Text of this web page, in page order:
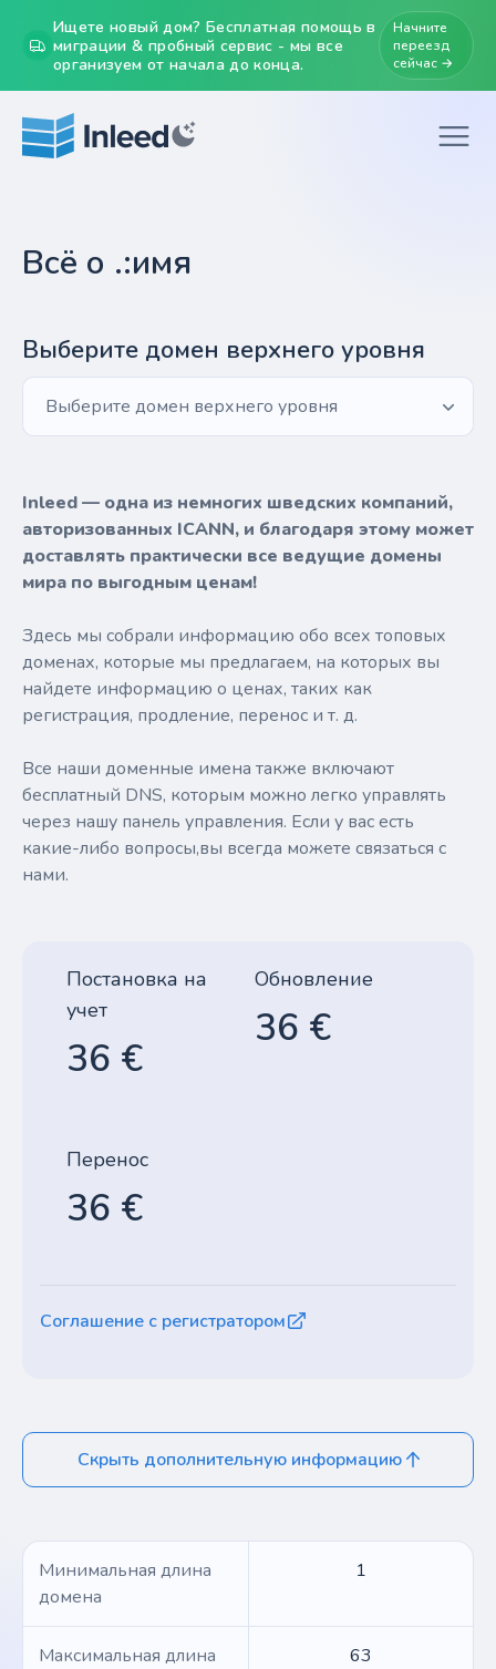
Ищете новый дом? Бесплатная помощь в
миграции & пробный сервис - мы все
организуем от начала до конца.
Начните
переезд
сейчас →
Всё о .:имя
Выберите домен верхнего уровня
Выберите домен верхнего уровня
Inleed — одна из немногих шведских компаний,
авторизованных ICANN, и благодаря этому может
доставлять практически все ведущие домены
мира по выгодным ценам!
Здесь мы собрали информацию обо всех топовых
доменах, которые мы предлагаем, на которых вы
найдете информацию о ценах, таких как
регистрация, продление, перенос и т. д.
Все наши доменные имена также включают
бесплатный DNS, которым можно легко управлять
через нашу панель управления. Если у вас есть
какие-либо вопросы,вы всегда можете связаться с
нами.
Постановка на
учет
36 €
Обновление
36 €
Перенос
36 €
Соглашение с регистратором
Скрыть дополнительную информацию
Минимальная длина
домена
1
Максимальная длина
63